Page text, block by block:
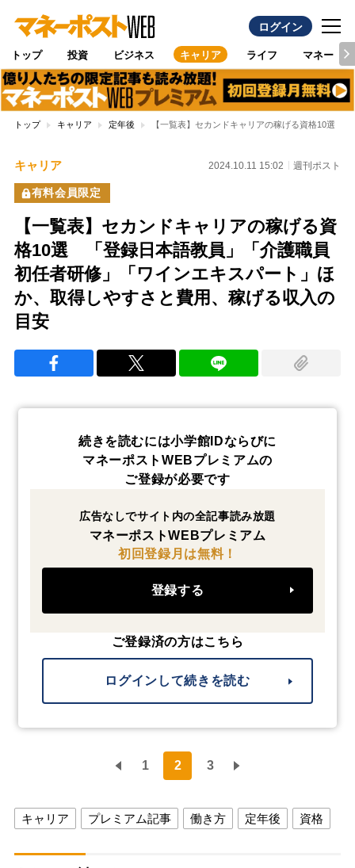
ログイン
トップ 投資 ビジネス キャリア ライフ マネー
トップ キャリア 定年後 【一覧表】セカンドキャリアの稼げる資格10選
キャリア 2024.10.11 15:02 週刊ポスト
有料会員限定
【一覧表】セカンドキャリアの稼げる資
格10選 「登録日本語教員」「介護職員
初任者研修」「ワインエキスパート」ほ
か、取得しやすさと費用、稼げる収入の
目安
続きを読むには小学館IDならびに
マネーポストWEBプレミアムの
ご登録が必要です
広告なしでサイト内の全記事読み放題
マネーポストWEBプレミアム
初回登録月は無料！
登録する
ご登録済の方はこちら
ログインして続きを読む
1 2 3
キャリア プレミアム記事 働き方 定年後 資格